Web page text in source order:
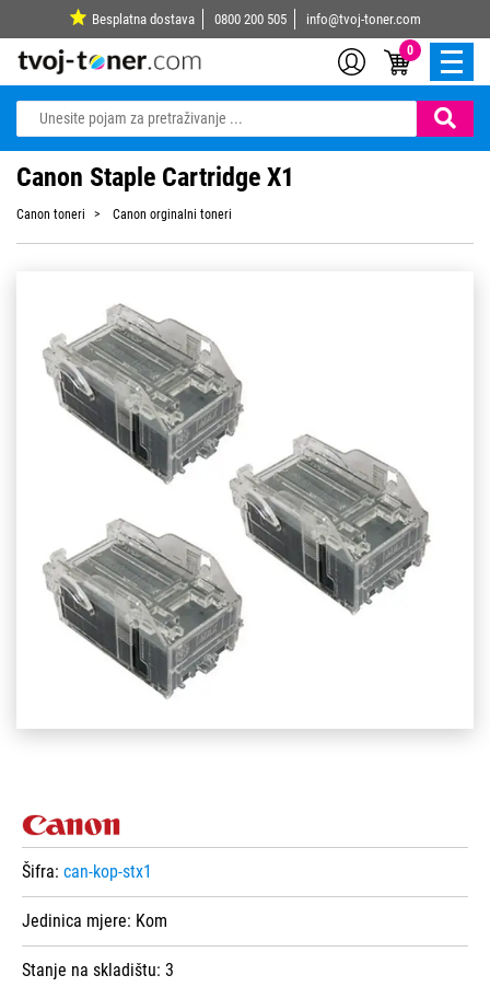
Besplatna dostava 0800 200 505 info@tvoj-toner.com
0
Canon Staple Cartridge X1
Canon toneri Canon orginalni toneri
Šifra: can-kop-stx1
Jedinica mjere: Kom
Stanje na skladištu: 3